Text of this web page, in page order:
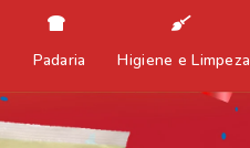
Padaria Higiene e Limpeza